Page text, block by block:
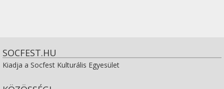
SOCFEST.HU
Kiadja a Socfest Kulturális Egyesület